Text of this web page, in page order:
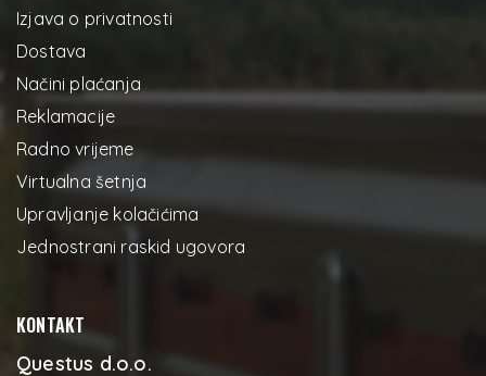
Izjava o privatnosti
Dostava
Načini plaćanja
Reklamacije
Radno vrijeme
Virtualna šetnja
Upravljanje kolačićima
Jednostrani raskid ugovora
KONTAKT
Questus d.o.o.